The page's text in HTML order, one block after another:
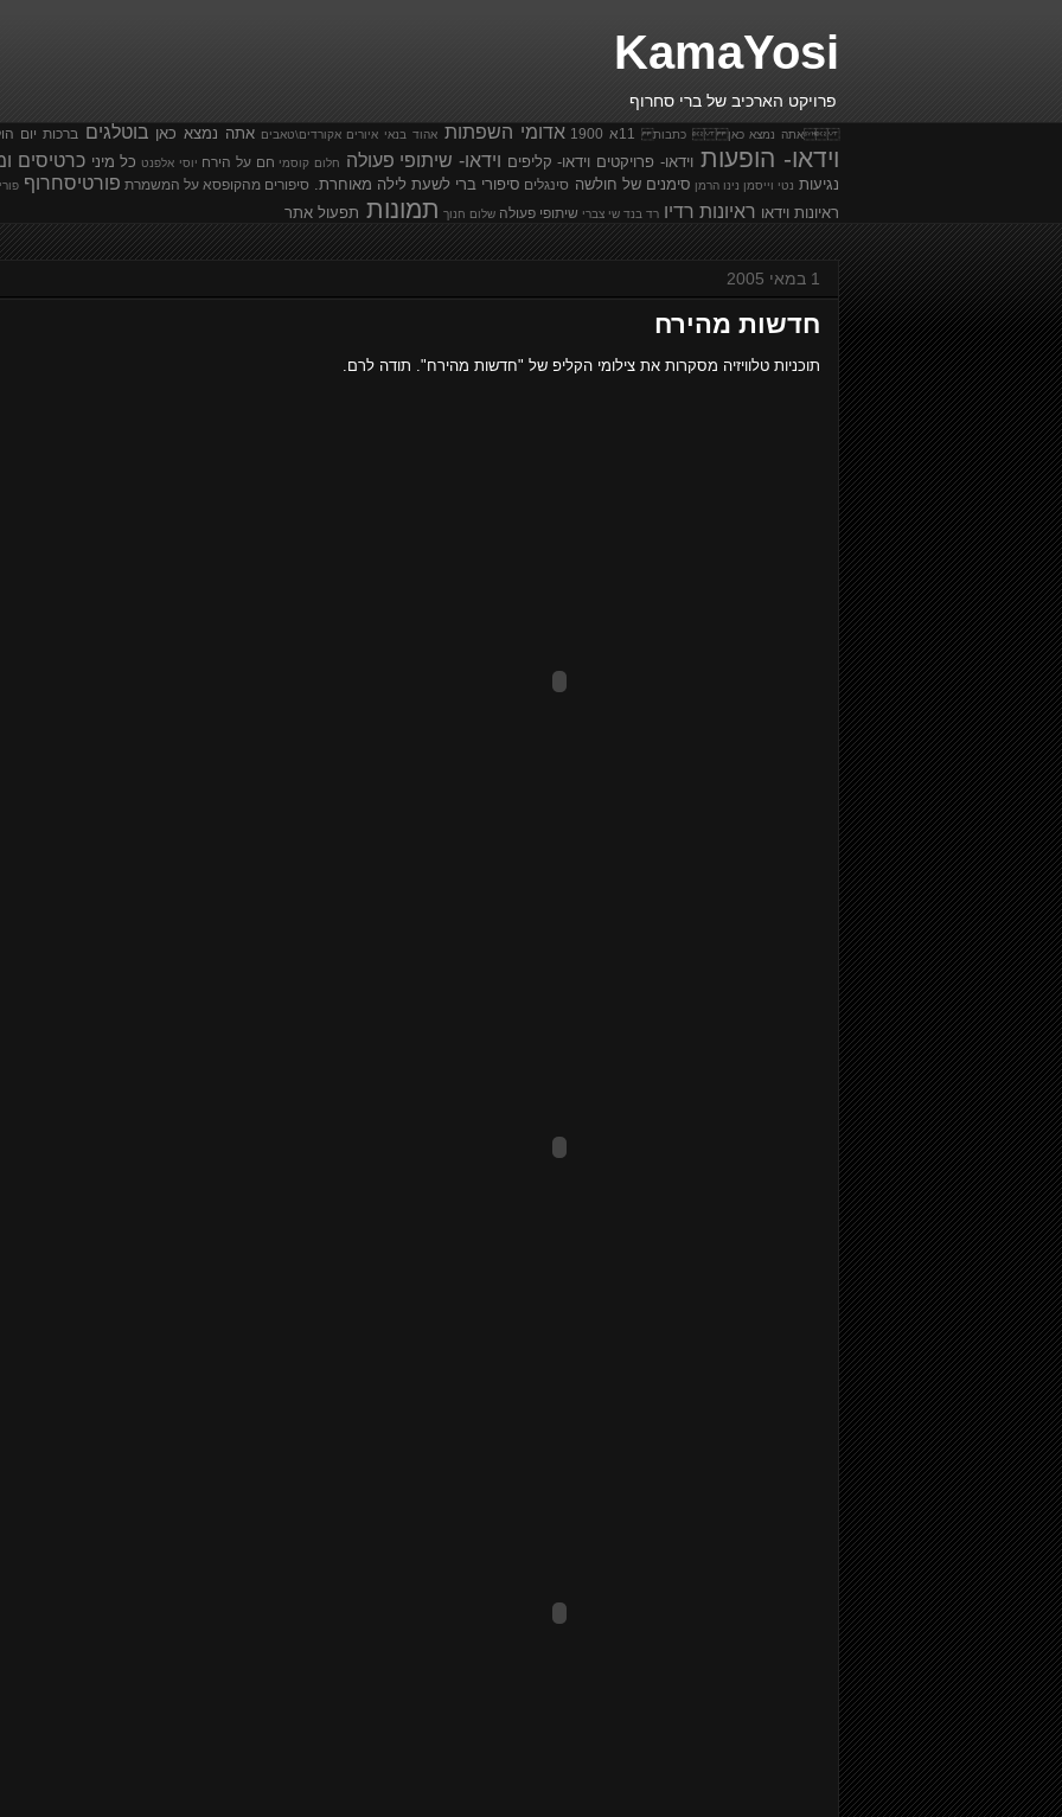
KamaYosi
פרויקט הארכיב של ברי סחרוף
אתה נמצא כאן  כתבות 11א 1900 אדומי השפתות אהוד בנאי איורים אקורדים\טאבים אתה נמצא כאן בוטלגים ברכות יום
וידאו- הופעות וידאו- פרויקטים וידאו- קליפים וידאו- שיתופי פעולה חלום קוסמי חם על הירח יוסי אלפנט כל מיני כרטיסים
נגיעות נטי וייסמן נינו הרמן סימנים של חולשה סינגלים סיפורי ברי לשעת לילה מאוחרת. סיפורים מהקופסא על המשמרת פורטיסחרוף
ראיונות וידאו ראיונות רדיו רד בנד שי צברי שיתופי פעולה שלום חנוך תמונות תפעול אתר
1 במאי 2005
חדשות מהירח
תוכניות טלוויזיה מסקרות את צילומי הקליפ של "חדשות מהירח". תודה לרם.